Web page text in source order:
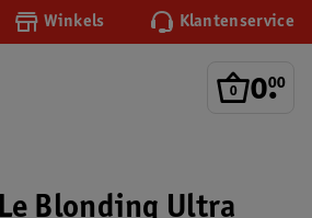
Winkels Klantenservice
0.
00
Blonding Ultra